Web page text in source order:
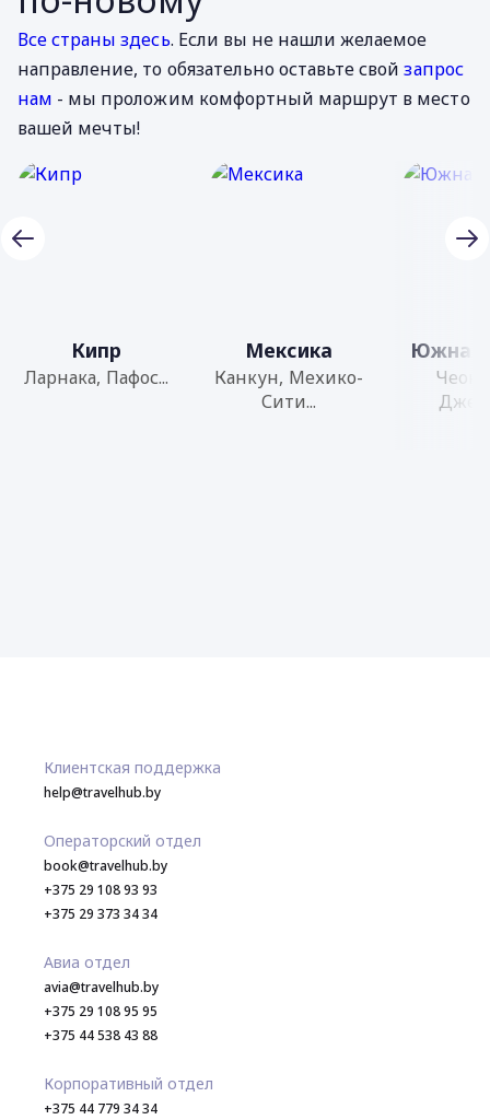
Все страны здесь. Если вы не нашли желаемое
направление, то обязательно оставьте свойзапрос
нам - мы проложим комфортный маршрут в место
вашей мечты!
Кипр
Ларнака, Пафос...
Мексика
Канкун, Мехико-
Сити...
Южная
Клиентская поддержка
help@travelhub.by
Операторский отдел
book@travelhub.by
+375 29 108 93 93
+375 29 373 34 34
Авиа отдел
avia@travelhub.by
+375 29 108 95 95
+375 44 538 43 88
Корпоративный отдел
+375 44 779 34 34